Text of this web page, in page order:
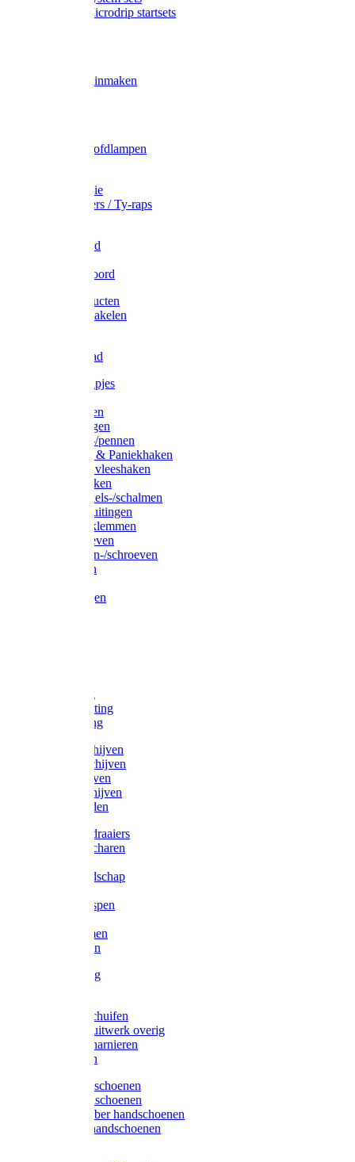
Gardena Microdrip startsets
Wecken & inmaken
Zak- & Hoofdlampen
Tape en folie
Kabelbinders / Ty-raps
Metselkoord
Elastisch koord
Afdekproducten
Heffen en takelen
Waslijndraad
Simplexknipjes
Sleutelringen
Gelaste ringen
Borgveren-/pennen
Musketons & Paniekhaken
S-haken & vleeshaken
Karabijnhaken
Noodschakels-/schalmen
Harp-/D-sluitingen
Staaldraadklemmen
Spanschroeven
Ringmoeren-/schroeven
Puntkousen
Aanlegringen
Voetketting
Scheepsketting
Victorketting
Afbraamschijven
Doorslijpschijven
Lamelschijven
Diamantschijven
Laselektroden
Schroevendraaiers
Tangen / Scharen
Meetgereedschap
Vijlen / Raspen
Lijmklemmen
Waterpassen
Bouwbeslag
Grendels/schuifen
Hang en sluitwerk overig
Hengen/scharnieren
Scharnieren
Latex handschoenen
Leren handschoenen
PVC / Rubber handschoenen
Katoenen handschoenen